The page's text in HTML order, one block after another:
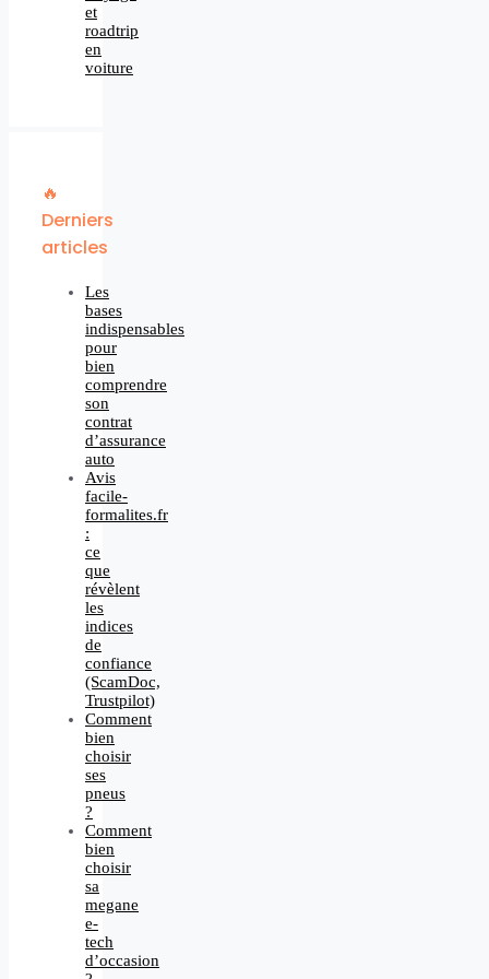
et
roadtrip
en
voiture
🔥
Derniers
articles
Les
bases
indispensables
pour
bien
comprendre
son
contrat
d’assurance
auto
Avis
facile-
formalites.fr
:
ce
que
révèlent
les
indices
de
confiance
(ScamDoc,
Trustpilot)
Comment
bien
choisir
ses
pneus
?
Comment
bien
choisir
sa
megane
e-
tech
d’occasion